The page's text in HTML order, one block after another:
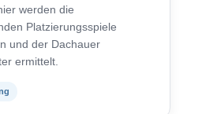
werden die
Platzierungsspiele
und der Dachauer
ermittelt.